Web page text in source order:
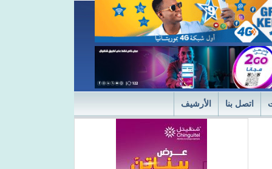
اتصل بنا الأرشيف
في نسختها الأولى 2024